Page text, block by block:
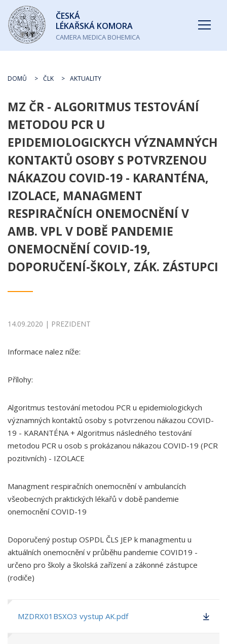
Česká
lékařská
komora
ČESKÁ
LÉKAŘSKÁ KOMORA
CAMERA MEDICA BOHEMICA
DOMŮ ČLK AKTUALITY
MZ ČR - ALGORITMUS TESTOVÁNÍ
METODOU PCR U
EPIDEMIOLOGICKYCH VÝZNAMNÝCH
KONTAKTŮ OSOBY S POTVRZENOU
NÁKAZOU COVID-19 - KARANTÉNA,
IZOLACE, MANAGMENT
RESPIRAČNÍCH ONEMOCNĚNÍ V
AMB. VPL V DOBĚ PANDEMIE
ONEMOCNĚNÍ COVID-19,
DOPORUČENÍ-ŠKOLY, ZÁK. ZÁSTUPCI
14.09.2020 | PREZIDENT
Informace nalez níže:
Přílohy:
Algoritmus testování metodou PCR u epidemiologickych
významných kontaktů osoby s potvrzenou nákazou COVID-
19 - KARANTÉNA + Algoritmus následného testování
metodou PCR u osob s prokázanou nákazou COVID-19 (PCR
pozitivních) - IZOLACE
Managment respiračních onemocnění v ambulancích
všeobecných praktických lékařů v době pandemie
onemocnění COVID-19
Doporučený postup OSPDL ČLS JEP k managmentu u
aktuálních onemocnění v průběhu pandemie COVID19 -
určeno pro školy a školská zařízení a zákonné zástupce
(rodiče)
MZDRX01BSXO3 vystup AK.pdf